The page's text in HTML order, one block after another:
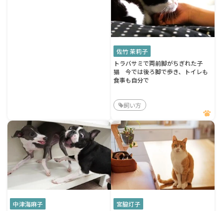
佐竹 茉莉子
トラバサミで両前脚がちぎれた子
猫 今では後ろ脚で歩き、トイレも
食事も自分で
飼い方
中津海麻子
宮脇灯子